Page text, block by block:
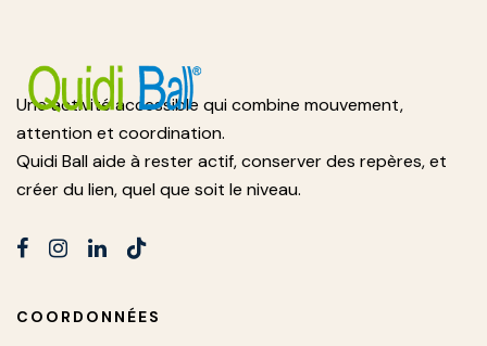
Une activité accessible qui combine mouvement,
attention et coordination.
Quidi Ball aide à rester actif, conserver des repères, et
créer du lien, quel que soit le niveau.
COORDONNÉES